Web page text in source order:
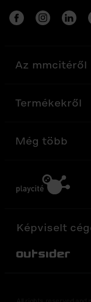
Az mmcitéről
Termékekről
Még több
Képviselt
Out-